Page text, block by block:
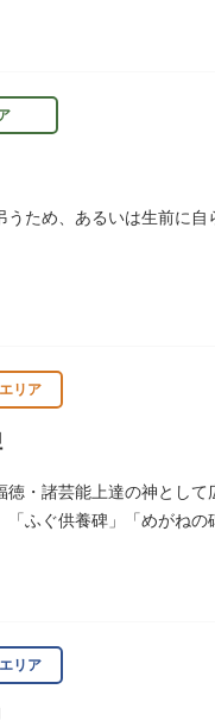
うため、あるいは生前に
リア
徳・諸芸能上達の神とし
「ふぐ供養碑」「めがねの
リア